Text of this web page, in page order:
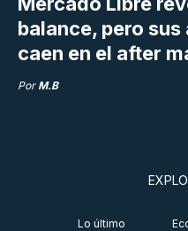
balance, pero
caen en el after
Por M.B
Lo último